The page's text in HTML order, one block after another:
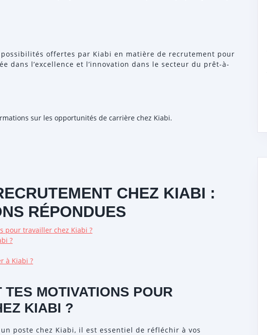
possibilités offertes par Kiabi en matière de recrutement pour
dans l’excellence et l’innovation dans le secteur du prêt-à-
sur les opportunités de carrière chez Kiabi.
CHEZ KIABI :
RÉPONDUES
pour travailler chez Kiabi ?
?
à Kiabi ?
MOTIVATIONS POUR
KIABI ?
poste chez Kiabi, il est essentiel de réfléchir à vos